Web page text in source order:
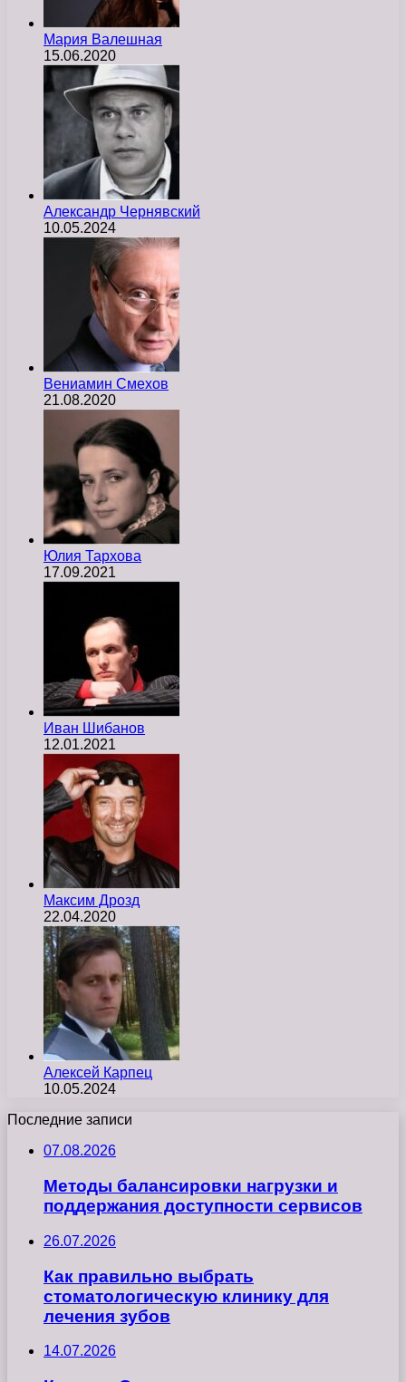
Мария Валешная
15.06.2020
Александр Чернявский
10.05.2024
Вениамин Смехов
21.08.2020
Юлия Тархова
17.09.2021
Иван Шибанов
12.01.2021
Максим Дрозд
22.04.2020
Алексей Карпец
10.05.2024
Последние записи
07.08.2026
Методы балансировки нагрузки и
поддержания доступности сервисов
26.07.2026
Как правильно выбрать
стоматологическую клинику для
лечения зубов
14.07.2026